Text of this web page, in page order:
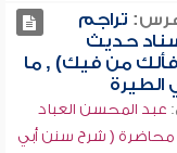
تراجم
حديث
فألك من فيك) , ما
الطيرة
عبد المحسن العباد
( شرح سنن أبي